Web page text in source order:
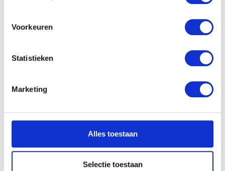
locatie, die tot een paar meter nauwkeurig kan zijn
scannen op specifieke eigenschappen (fingerprinting)
detailgedeeltein.
U kunt uw toestemming op elk moment wijzigen of
We gebruiken cookies om content en advertenties te
personaliseren, om functies voor social media te bieden
en om ons websiteverkeer te analyseren. Ook delen we
informatie over uw gebruik van onze site met onze
partners voor social media, adverteren en analyse. Deze
Voorkeuren
Statistieken
Marketing
Alles toestaan
Selectie toestaan